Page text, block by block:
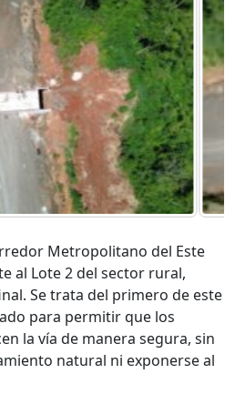
Metropolitano del Este
al Lote 2 del sector rural,
Se trata del primero de este
para permitir que los
la vía de manera segura, sin
natural ni exponerse al